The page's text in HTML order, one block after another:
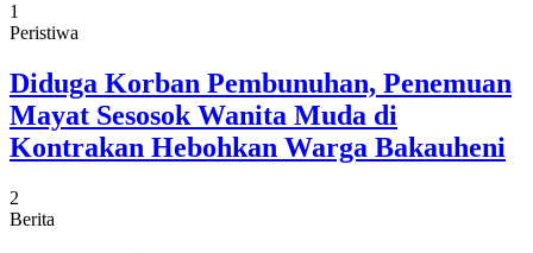
1
Peristiwa
Diduga Korban Pembunuhan, Penemuan
Mayat Sesosok Wanita Muda di
Kontrakan Hebohkan Warga Bakauheni
2
Berita